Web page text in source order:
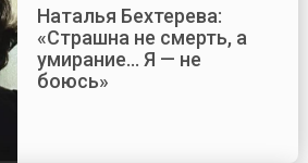
Наталья Бехтерева:
«Страшна не смерть, а
умирание... Я — не
боюсь»